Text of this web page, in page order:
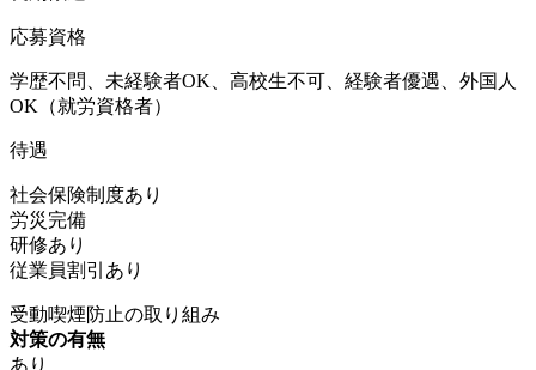
応募資格
学歴不問、未経験者OK、高校生不可、経験者優遇、外国人
OK（就労資格者）
待遇
社会保険制度あり
労災完備
研修あり
従業員割引あり
受動喫煙防止の取り組み
対策の有無
あり